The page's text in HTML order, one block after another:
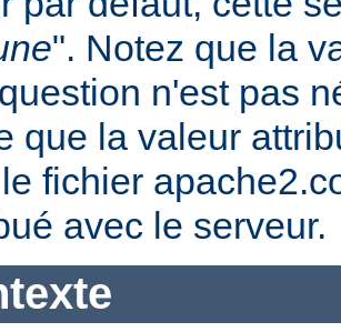
". Notez que la
n'est pas
que la valeur
fichier
avec le serveur.